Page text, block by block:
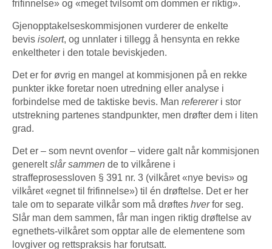
frifinnelse» og «meget tvilsomt om dommen er riktig».
Gjenopptakelseskommisjonen vurderer de enkelte
bevis isolert, og unnlater i tillegg å hensynta en rekke
enkeltheter i den totale beviskjeden.
Det er for øvrig en mangel at kommisjonen på en rekke
punkter ikke foretar noen utredning eller analyse i
forbindelse med de taktiske bevis. Man referereri stor
utstrekning partenes standpunkter, men drøfter dem i liten
grad.
Det er – som nevnt ovenfor – videre galt når kommisjonen
genereltslår sammen de to vilkårene i
straffeprosessloven § 391 nr. 3 (vilkåret «nye bevis» og
vilkåret «egnet til frifinnelse») til én drøftelse. Det er her
tale om to separate vilkår som må drøftes hverfor seg.
Slår man dem sammen, får man ingen riktig drøftelse av
egnethets-vilkåret som opptar alle de elementene som
lovgiver og rettspraksis har forutsatt.